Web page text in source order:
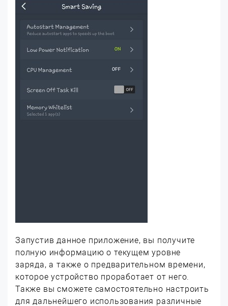
Запустив данное приложение, вы получите
полную информацию о текущем уровне
заряда, а также о предварительном времени,
которое устройство проработает от него.
Также вы сможете самостоятельно настроить
для дальнейшего использования различные